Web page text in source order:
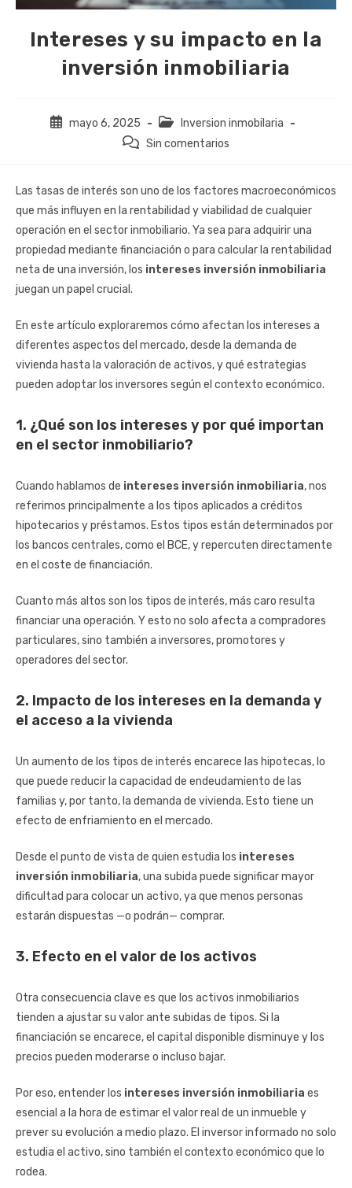
Intereses y su impacto en la
inversión inmobiliaria
Publicación
mayo 6, 2025
Categoría
de
Inversion inmobilaria
Comentarios
entrada:
Sin comentarios
Las tasas de interés son uno de los factores macroeconómicos
que más influyen en la rentabilidad y viabilidad de cualquier
operación en el sector inmobiliario. Ya sea para adquirir una
propiedad mediante financiación o para calcular la rentabilidad
neta de una inversión, los intereses inversión inmobiliaria
juegan un papel crucial.
En este artículo exploraremos cómo afectan los intereses a
diferentes aspectos del mercado, desde la demanda de
vivienda hasta la valoración de activos, y qué estrategias
pueden adoptar los inversores según el contexto económico.
1. ¿Qué son los intereses y por qué importan
en el sector inmobiliario?
Cuando hablamos de intereses inversión inmobiliaria, nos
referimos principalmente a los tipos aplicados a créditos
hipotecarios y préstamos. Estos tipos están determinados por
los bancos centrales, como el BCE, y repercuten directamente
en el coste de financiación.
Cuanto más altos son los tipos de interés, más caro resulta
financiar una operación. Y esto no solo afecta a compradores
particulares, sino también a inversores, promotores y
operadores del sector.
2. Impacto de los intereses en la demanda y
el acceso a la vivienda
Un aumento de los tipos de interés encarece las hipotecas, lo
que puede reducir la capacidad de endeudamiento de las
familias y, por tanto, la demanda de vivienda. Esto tiene un
efecto de enfriamiento en el mercado.
Desde el punto de vista de quien estudia los intereses
inversión inmobiliaria, una subida puede significar mayor
dificultad para colocar un activo, ya que menos personas
estarán dispuestas —o podrán— comprar.
3. Efecto en el valor de los activos
Otra consecuencia clave es que los activos inmobiliarios
tienden a ajustar su valor ante subidas de tipos. Si la
financiación se encarece, el capital disponible disminuye y los
precios pueden moderarse o incluso bajar.
Por eso, entender los intereses inversión inmobiliaria es
esencial a la hora de estimar el valor real de un inmueble y
prever su evolución a medio plazo. El inversor informado no solo
estudia el activo, sino también el contexto económico que lo
rodea.